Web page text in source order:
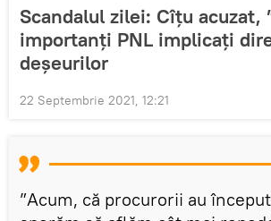
Scandalul zilei: Cîțu acuzat,
importanți PNL implicați
deșeurilor
22 Septembrie 2021, 12:21
”Acum, că procurorii au